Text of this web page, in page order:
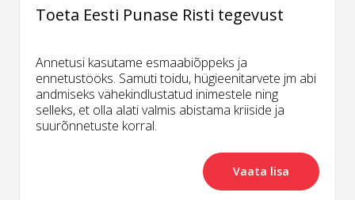
Toeta Eesti Punase Risti tegevust
Annetusi kasutame esmaabiõppeks ja
ennetustööks. Samuti toidu, hügieenitarvete jm abi
andmiseks vähekindlustatud inimestele ning
selleks, et olla alati valmis abistama kriiside ja
suurõnnetuste korral.
Vaata lisa